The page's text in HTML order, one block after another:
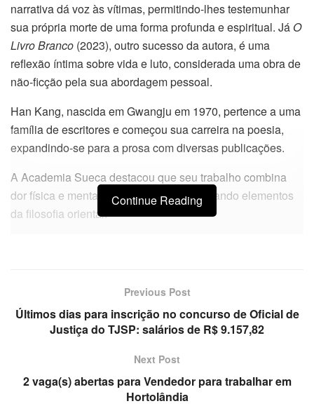
narrativa dá voz às vítimas, permitindo-lhes testemunhar
sua própria morte de uma forma profunda e espiritual. Já O
Livro Branco (2023), outro sucesso da autora, é uma
reflexão íntima sobre vida e luto, considerada uma obra de
não-ficção pela sua abordagem pessoal.
Han Kang, nascida em Gwangju em 1970, pertence a uma
família de escritores e começou sua carreira na poesia,
expandindo-se para a prosa com diversas publicações.
A Academia Sueca destacou que seu trabalho combina
dor física e mental de maneira única, ecoando elementos
da filosofia oriental.
Continue Reading
Previous Post
Últimos dias para inscrição no concurso de Oficial de
Justiça do TJSP: salários de R$ 9.157,82
Next Post
2 vaga(s) abertas para Vendedor para trabalhar em
Hortolândia